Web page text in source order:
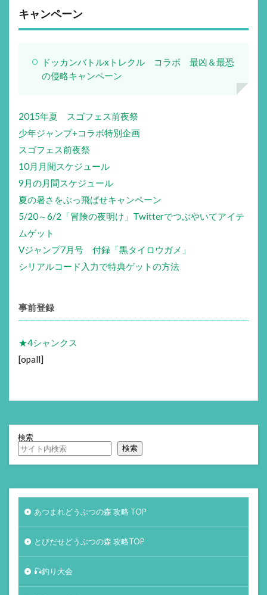
キャンペーン
ドッカンバトルxトレクル コラボ 最凶＆最恐
の侵略キャンペーン
2015年夏 スゴフェス前夜祭
少年ジャンプ+コラボ特別企画
スゴフェス前夜祭
10月月間スケジュール
9月の月間スケジュール
夏の暑さをぶっ飛ばせキャンペーン
5/20～6/2「冒険の夜明け」Twitterでつぶやいてアイテ
ムゲット
Vジャンプ7月号 付録「黒タイロウガメ」
シリアルコード入力で特典ゲットの方法
事前登録
★4シャンクス
[opall]
検索
検索
あつまれどうぶつの森 攻略 TOP
とびだせどうぶつの森 攻略TOP
🎣釣り大会